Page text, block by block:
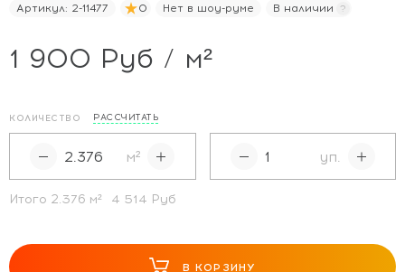
Артикул: 2-11477 0 Нет в шоу-руме В наличии
1 900 Руб / м²
КОЛИЧЕСТВО РАССЧИТАТЬ
м² уп.
Итого 2.376 м² 4 514 Руб
В КОРЗИНУ